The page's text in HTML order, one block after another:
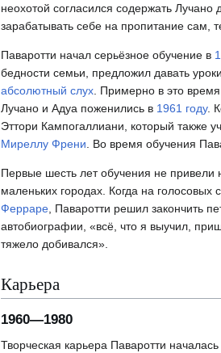
неохотой согласился содержать
зарабатывать себе на пропитание сам,
Паваротти начал серьёзное обучение в
бедности семьи, предложил давать
абсолютный слух . Примерно в это
Лучано и Адуа поженились в 1961 году.
Эттори Кампогаллиани, который также
Миреллу Френи . Во время обучения
Первые шесть лет обучения не
маленьких городах. Когда на голосовых
Ферраре , Паваротти решил закончить
автобиографии, «всё, что я выучил,
тяжело добивался».
Карьера
1960—1980
Творческая карьера Паваротти началась